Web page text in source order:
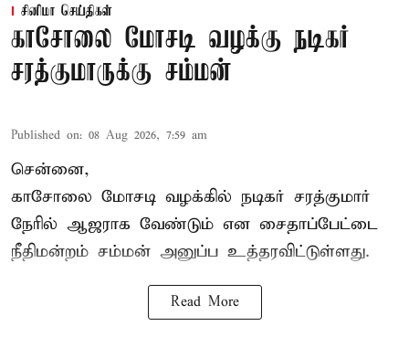
சினிமா செய்திகள்
காசோலை மோசடி வழக்கு நடிகர்
சரத்குமாருக்கு சம்மன்
Published on: 08 Aug 2026, 7:59 am
சென்னை,
காசோலை மோசடி வழக்கில் நடிகர் சரத்குமார்
நேரில் ஆஜராக வேண்டும் என சைதாப்பேட்டை
நீதிமன்றம் சம்மன் அனுப்ப உத்தரவிட்டுள்ளது.
Read More